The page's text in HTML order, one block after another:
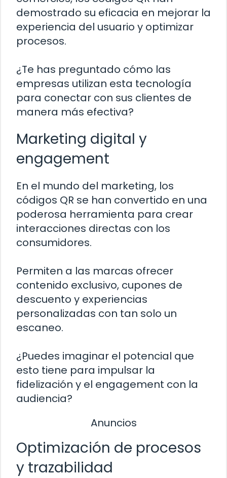
demostrado su eficacia en mejorar la
experiencia del usuario y optimizar
procesos.
¿Te has preguntado cómo las
empresas utilizan esta tecnología
para conectar con sus clientes de
manera más efectiva?
Marketing digital y
engagement
En el mundo del marketing, los
códigos QR se han convertido en una
poderosa herramienta para crear
interacciones directas con los
consumidores.
Permiten a las marcas ofrecer
contenido exclusivo, cupones de
descuento y experiencias
personalizadas con tan solo un
escaneo.
¿Puedes imaginar el potencial que
esto tiene para impulsar la
fidelización y el engagement con la
audiencia?
Anuncios
Optimización de procesos
y trazabilidad